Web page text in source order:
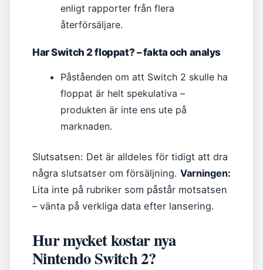
enligt rapporter från flera
återförsäljare.
Har Switch 2 floppat? – fakta och analys
Påståenden om att Switch 2 skulle ha
floppat är helt spekulativa –
produkten är inte ens ute på
marknaden.
Slutsatsen: Det är alldeles för tidigt att dra
några slutsatser om försäljning. Varningen:
Lita inte på rubriker som påstår motsatsen
– vänta på verkliga data efter lansering.
Hur mycket kostar nya
Nintendo Switch 2?